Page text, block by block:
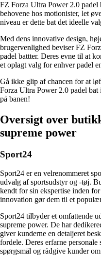
FZ Forza Ultra Power 2.0 padel
behovene hos motionister, let
niveau er dette bat det ideelle
Med dens innovative design,
brugervenlighed beviser FZ
padel battter. Deres evne til at
et oplagt valg for enhver padel
Gå ikke glip af chancen for at
Forza Ultra Power 2.0 padel
på banen!
Oversigt over
supreme power
Sport24
Sport24 er en velrenommeret
udvalg af sportsudstyr og -tøj.
kendt for sin ekspertise inden
innovation gør dem til et
Sport24 tilbyder et omfattende
supreme power. De har
giver kunderne en detaljeret
fordele. Deres erfarne
spørgsmål og rådgive kunder